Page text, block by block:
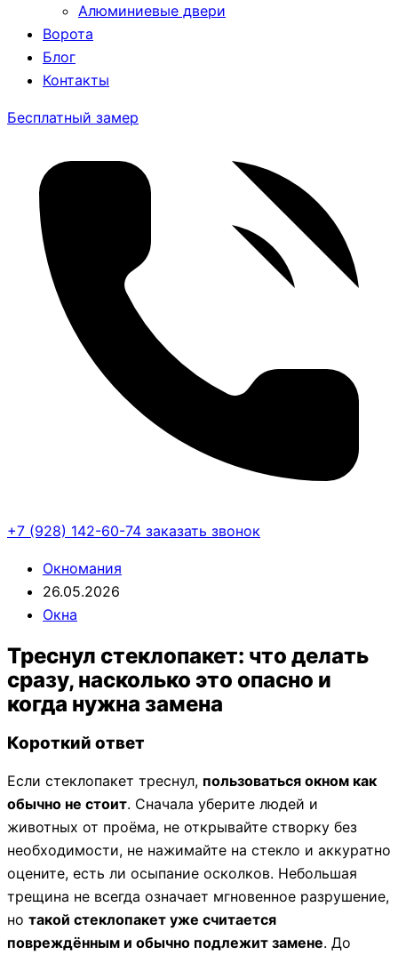
Алюминиевые двери
Ворота
Блог
Контакты
Бесплатный замер
+7 (928) 142-60-74 заказать звонок
Окномания
26.05.2026
Окна
Треснул стеклопакет: что делать
сразу, насколько это опасно и
когда нужна замена
Короткий ответ
Если стеклопакет треснул, пользоваться окном как
обычно не стоит. Сначала уберите людей и
животных от проёма, не открывайте створку без
необходимости, не нажимайте на стекло и аккуратно
оцените, есть ли осыпание осколков. Небольшая
трещина не всегда означает мгновенное разрушение,
но такой стеклопакет уже считается
повреждённым и обычно подлежит замене. До